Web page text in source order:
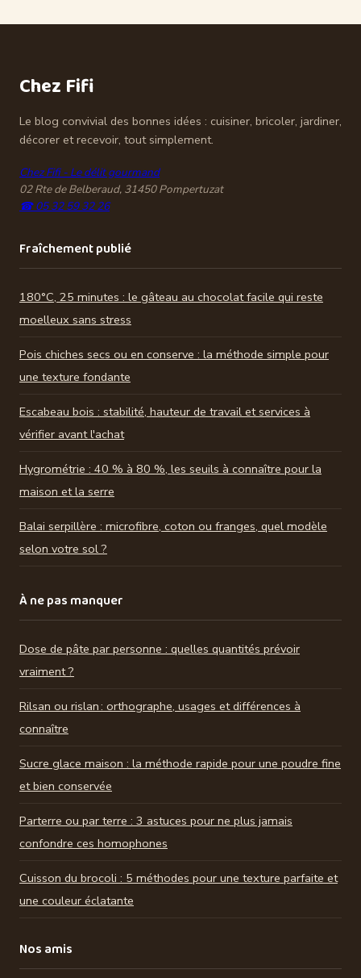
avec ces 5
plein ou
Chez Fifi
Le blog convivial des bonnes idées : cuisiner, bricoler, jardiner,
décorer et recevoir, tout simplement.
Chez Fifi - Le délit gourmand
02 Rte de Belberaud, 31450 Pompertuzat
☎ 05 32 59 32 26
Fraîchement publié
180°C, 25 minutes : le gâteau au chocolat facile qui reste
moelleux sans stress
Pois chiches secs ou en conserve : la méthode simple pour
une texture fondante
Escabeau bois : stabilité, hauteur de travail et services à
vérifier avant l'achat
Hygrométrie : 40 % à 80 %, les seuils à connaître pour la
maison et la serre
Balai serpillère : microfibre, coton ou franges, quel modèle
selon votre sol ?
À ne pas manquer
Dose de pâte par personne : quelles quantités prévoir
vraiment ?
Rilsan ou rislan : orthographe, usages et différences à
connaître
Sucre glace maison : la méthode rapide pour une poudre fine
et bien conservée
Parterre ou par terre : 3 astuces pour ne plus jamais
confondre ces homophones
Cuisson du brocoli : 5 méthodes pour une texture parfaite et
une couleur éclatante
Nos amis